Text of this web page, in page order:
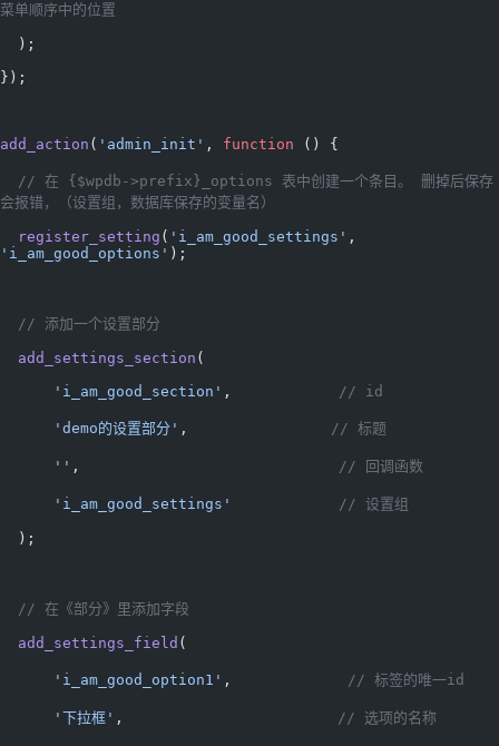
菜单顺序中的位置
  );
});
add_action ( 'admin_init' , function () {
会报错，（设置组，数据库保存的变量名）
  register_setting
( 'i_am_good_settings'
'i_am_good_options' );
  // 添加一个设置部分
  add_settings_section
(
      'i_am_good_section'
, // id
      'demo的设置部分'
, // 标题
      ''
, // 回调函数
      'i_am_good_settings'
            // 设置组
  );
  // 在《部分》里添加字段
  add_settings_field
(
      'i_am_good_option1'
, // 标签的唯一id
      '下拉框'
, // 选项的名称